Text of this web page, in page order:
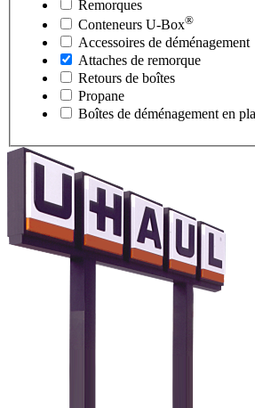
Remorques
Conteneurs U-Box®
Accessoires de déménagement
Attaches de remorque
Retours de boîtes
Propane
Boîtes de déménagement en